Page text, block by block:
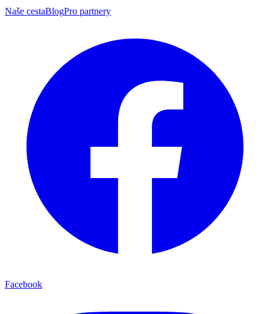
Naše cestaBlogPro partnery
Facebook